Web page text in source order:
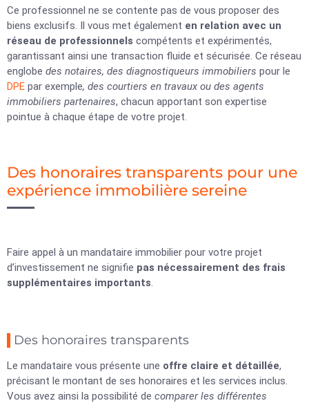
Ce professionnel ne se contente pas de vous proposer des
biens exclusifs. Il vous met également en relation avec un
réseau de professionnels compétents et expérimentés,
garantissant ainsi une transaction fluide et sécurisée. Ce réseau
englobe des notaires, des diagnostiqueurs immobiliers pour le
DPE par exemple, des courtiers en travaux ou des agents
immobiliers partenaires, chacun apportant son expertise
pointue à chaque étape de votre projet.
Des honoraires transparents pour une
expérience immobilière sereine
Faire appel à un mandataire immobilier pour votre projet
d’investissement ne signifie pas nécessairement des frais
supplémentaires importants.
Des honoraires transparents
Le mandataire vous présente une offre claire et détaillée,
précisant le montant de ses honoraires et les services inclus.
Vous avez ainsi la possibilité de comparer les différentes